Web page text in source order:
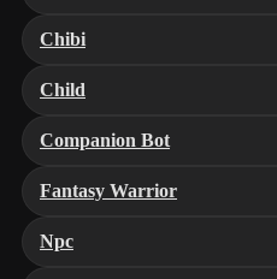
Chibi
Child
Companion Bot
Fantasy Warrior
Npc